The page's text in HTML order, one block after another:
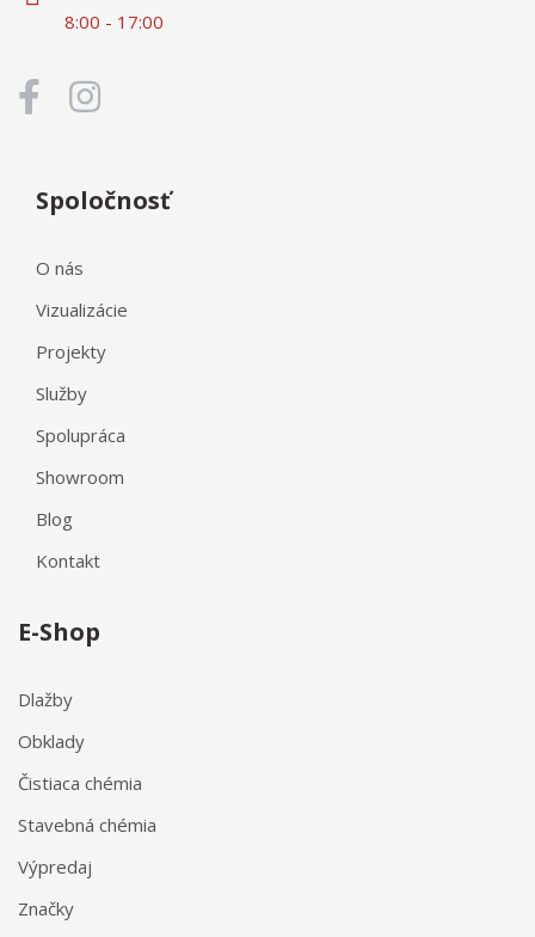
8:00 - 17:00
Spoločnosť
O nás
Vizualizácie
Projekty
Služby
Spolupráca
Showroom
Blog
Kontakt
E-Shop
Dlažby
Obklady
Čistiaca chémia
Stavebná chémia
Výpredaj
Značky